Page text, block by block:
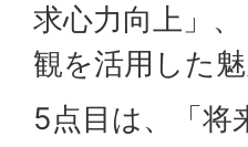
求心力向上」
観を活用した
5点目は、「将